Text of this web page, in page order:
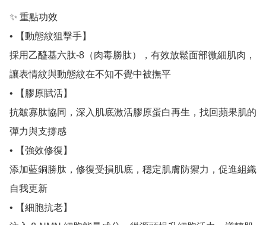
✨ 重點功效
• 【動態紋狙擊手】
採用乙醯基六肽-8（肉毒勝肽），有效放鬆面部微細肌肉，
讓表情紋與動態紋在不知不覺中被撫平
• 【膠原賦活】
抗皺寡肽協同，深入肌底激活膠原蛋白再生，找回蘋果肌的
彈力與支撐感
• 【強效修復】
添加藍銅勝肽，修復受損肌底，穩定肌膚防禦力，促進組織
自我更新
• 【細胞抗老】